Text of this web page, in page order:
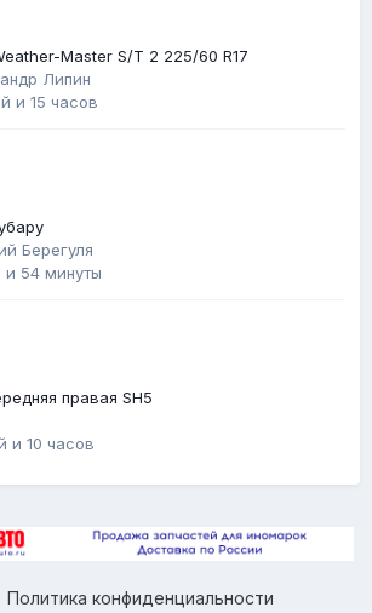
Master S/T 2 225/60 R17
Липин
и 15 часов
Берегуля
и 54 минуты
правая SH5
и 10 часов
Политика конфиденциальности